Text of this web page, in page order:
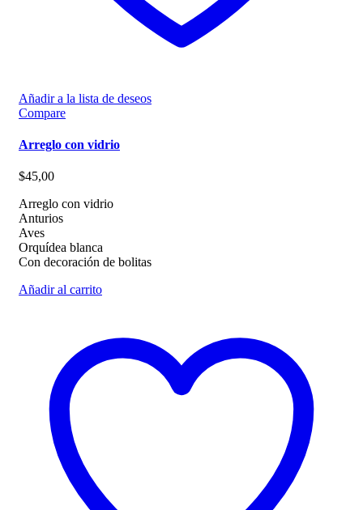
Añadir a la lista de deseos
Compare
Arreglo con vidrio
$45,00
Arreglo con vidrio
Anturios
Aves
Orquídea blanca
Con decoración de bolitas
Añadir al carrito